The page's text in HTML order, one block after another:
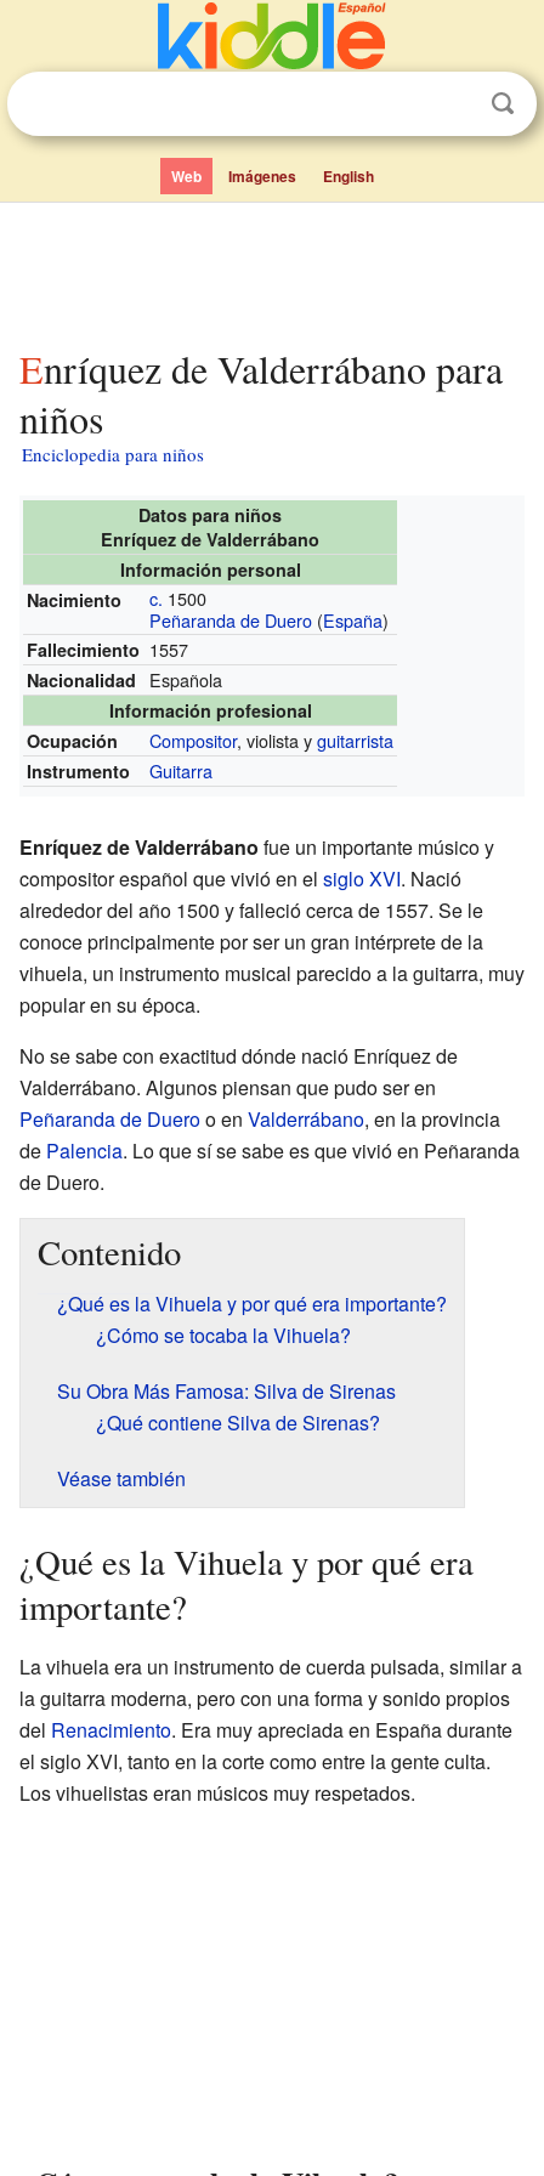
Web Imágenes English
Enríquez de Valderrábano para
niños
Enciclopedia para niños
Datos para niños
Enríquez de Valderrábano
Información personal
Nacimiento
c. 1500
Peñaranda de Duero (España)
Fallecimiento 1557
Nacionalidad Española
Información profesional
Ocupación
Compositor, violista yguitarrista
Instrumento Guitarra
Enríquez de Valderrábano fue un importante músico y
compositor español que vivió en el siglo XVI. Nació
alrededor del año 1500 y falleció cerca de 1557. Se le
conoce principalmente por ser un gran intérprete de la
vihuela, un instrumento musical parecido a la guitarra, muy
popular en su época.
No se sabe con exactitud dónde nació Enríquez de
Valderrábano. Algunos piensan que pudo ser en
Peñaranda de Dueroo en Valderrábano, en la provincia
de Palencia. Lo que sí se sabe es que vivió en Peñaranda
de Duero.
Contenido
¿Qué es la Vihuela y por qué era importante?
¿Cómo se tocaba la Vihuela?
Su Obra Más Famosa: Silva de Sirenas
¿Qué contiene Silva de Sirenas?
Véase también
¿Qué es la Vihuela y por qué era
importante?
La vihuela era un instrumento de cuerda pulsada, similar a
la guitarra moderna, pero con una forma y sonido propios
del Renacimiento. Era muy apreciada en España durante
el siglo XVI, tanto en la corte como entre la gente culta.
Los vihuelistas eran músicos muy respetados.